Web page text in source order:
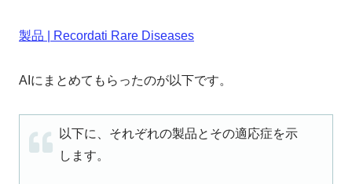
製品 | Recordati Rare Diseases
AIにまとめてもらったのが以下です。
以下に、それぞれの製品とその適応症を示
します。